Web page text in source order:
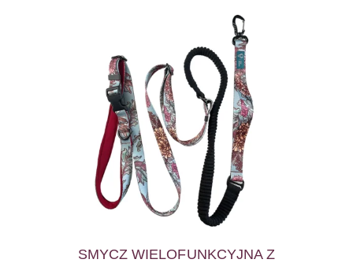
SMYCZ WIELOFUNKCYJNA Z